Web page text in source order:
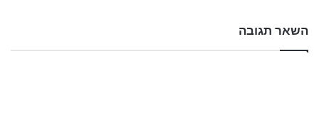
השאר תגובה